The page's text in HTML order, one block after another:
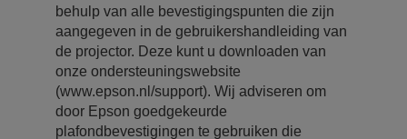
behulp van alle bevestigingspunten die zijn
aangegeven in de gebruikershandleiding van
de projector. Deze kunt u downloaden van
onze ondersteuningswebsite
(www.epson.nl/support). Wij adviseren om
door Epson goedgekeurde
plafondbevestigingen te gebruiken die